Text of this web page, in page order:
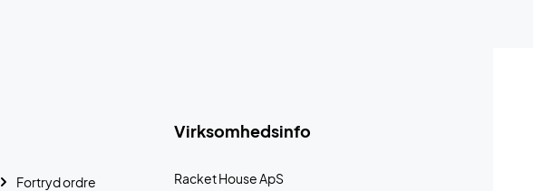
Virksomhedsinfo
Racket House ApS
Fortryd ordre